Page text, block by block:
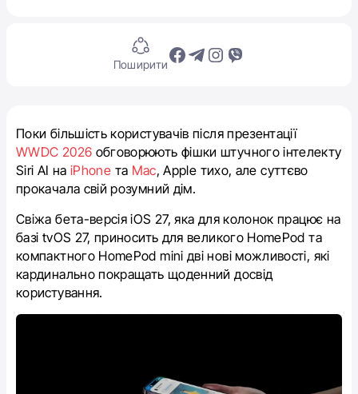
Поширити
Поки більшість користувачів після презентації
WWDC 2026 обговорюють фішки штучного інтелекту
Siri AI на iPhone та Mac, Apple тихо, але суттєво
прокачала свій розумний дім.
Свіжа бета-версія iOS 27, яка для колонок працює на
базі tvOS 27, приносить для великого HomePod та
компактного HomePod mini дві нові можливості, які
кардинально покращать щоденний досвід
користування.